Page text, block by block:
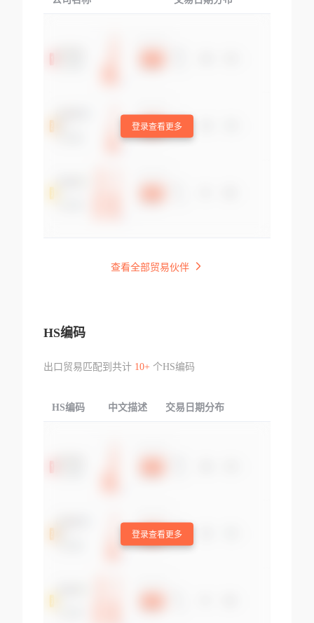
登录查看更多
查看全部贸易伙伴
HS编码
出口贸易匹配到共计 10+个HS编码
HS编码 中文描述 交易日期分布
登录查看更多